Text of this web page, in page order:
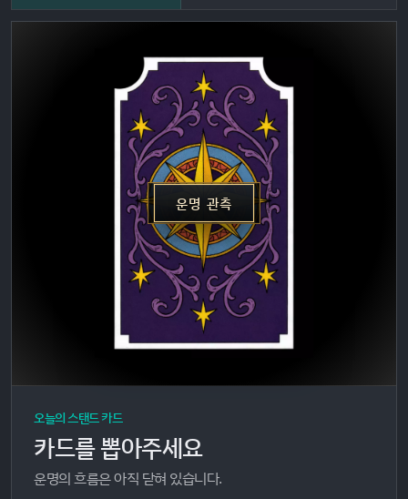
운명 관측
오늘의 스탠드 카드
카드를 뽑아주세요
운명의 흐름은 아직 닫혀 있습니다.